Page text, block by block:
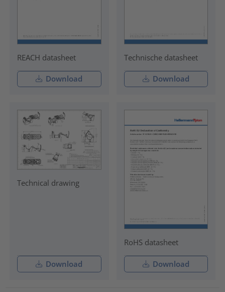
REACH datasheet
Download
Technische datasheet
Download
Technical drawing
Download
RoHS datasheet
Download